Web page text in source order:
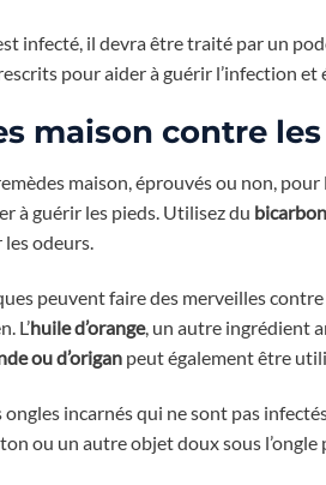
infecté, il devra être traité par un
pour aider à guérir l’infection et
maison contre
maison, éprouvés ou non,
à guérir les pieds. Utilisez du
les odeurs.
peuvent faire des merveilles contre
L’huile d’orange, un autre ingrédient
ou d’origan peut également être
incarnés qui ne sont pas
ou un autre objet doux sous